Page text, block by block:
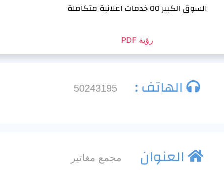
السوق الكبير 00 خدمات اعلانية متكاملة
رؤية PDF
الهاتف : 50243195
العنوان مجمع مغاتير